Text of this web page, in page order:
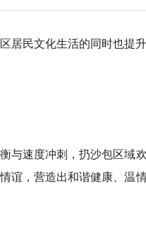
居民文化生活的同时也提
与速度冲刺，扔沙包区域
谊，营造出和谐健康、温